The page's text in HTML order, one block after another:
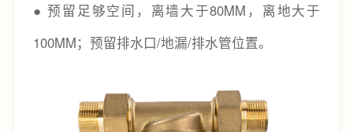
● 预留足够空间，离墙大于80MM，离地大于
100MM；预留排水口/地漏/排水管位置。